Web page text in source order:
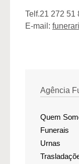
Telf.21 272 51
E-mail:
Agência
Quem
Funerais
Urnas